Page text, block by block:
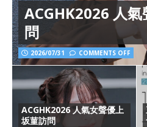
ACGHK2026 人
問
2026/07/31 COMMENTS OFF
ACGHK2026 人氣女聲優上
坂菫訪問